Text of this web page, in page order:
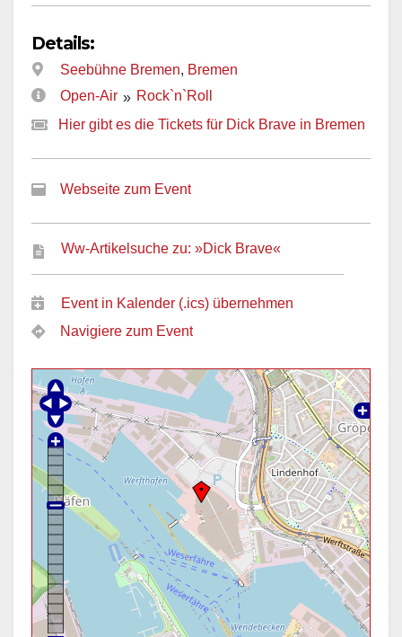
Details:
Seebühne Bremen, Bremen
Open-Air » Rock`n`Roll
Hier gibt es die Tickets für Dick Brave in Bremen
Webseite zum Event
Ww-Artikelsuche zu: »Dick Brave«
Event in Kalender (.ics) übernehmen
Navigiere zum Event